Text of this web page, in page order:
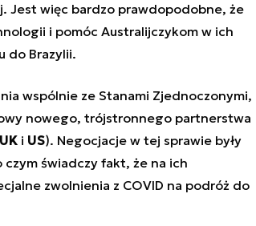
Jest więc bardzo prawdopodobne, że
i pomóc Australijczykom w ich
do Brazylii.
wspólnie ze Stanami Zjednoczonymi,
nowego, trójstronnego partnerstwa
UKi US). Negocjacje w tej sprawie były
czym świadczy fakt, że na ich
zwolnienia z COVID na podróż do